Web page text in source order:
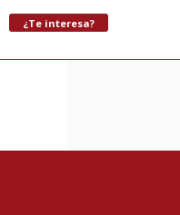
¿Te interesa?